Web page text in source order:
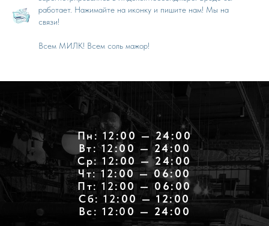
работает. Нажимайте на иконку и пишите нам! Мы на
связи!
Всем МИЛК! Всем соль мажор!
Пн: 12:00 — 24:00
Вт: 12:00 — 24:00
Ср: 12:00 — 24:00
Чт: 12:00 — 06:00
Пт: 12:00 — 06:00
Cб: 12:00 — 12:00
Вс: 12:0 0 — 24:00